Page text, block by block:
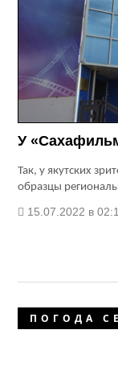
У
Так, у якутских
образцы
15.07.2022 в
ПОГОДА